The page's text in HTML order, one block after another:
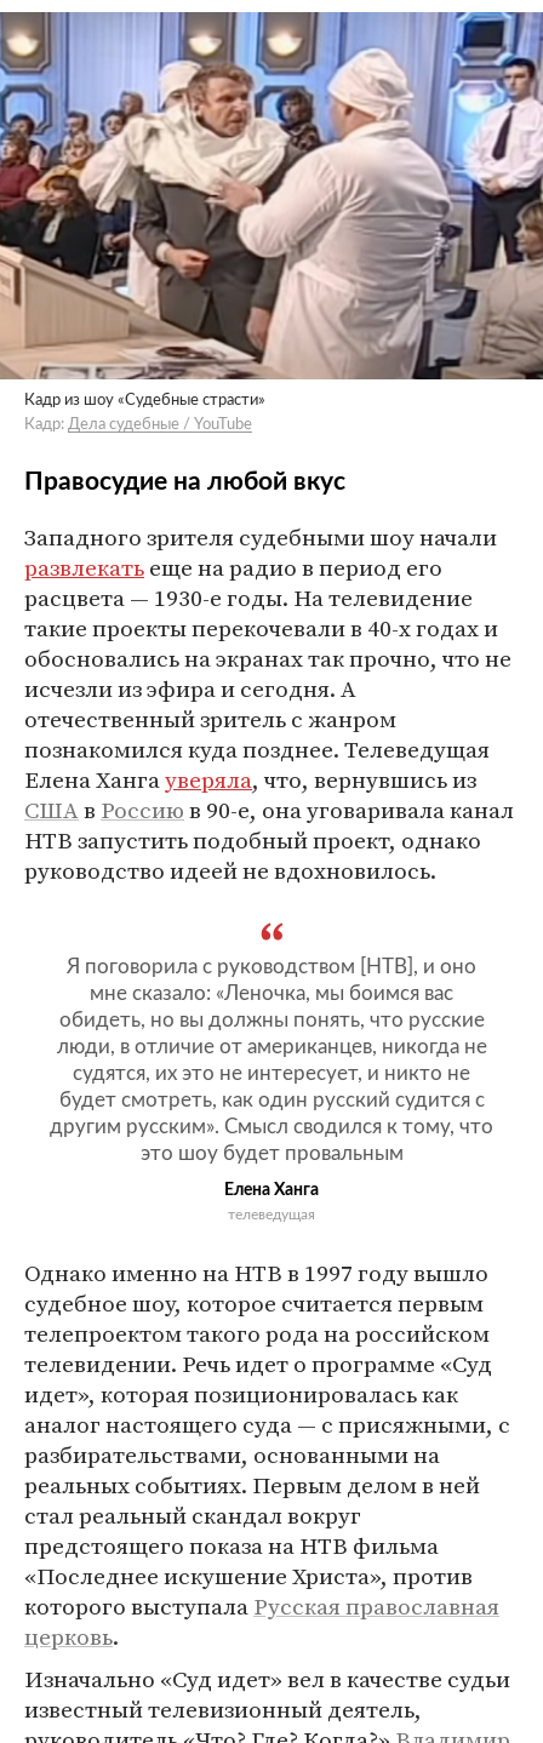
Кадр из шоу «Судебные страсти»
Кадр: Дела cудебные / YouTube
Правосудие на любой вкус
Западного зрителя судебными шоу начали
развлекатьеще на радио в период его
расцвета — 1930-е годы. На телевидение
такие проекты перекочевали в 40-х годах и
обосновались на экранах так прочно, что не
исчезли из эфира и сегодня. А
отечественный зритель с жанром
познакомился куда позднее. Телеведущая
Елена Хангауверяла, что, вернувшись из
СШАв Россиюв 90-е, она уговаривала канал
НТВ запустить подобный проект, однако
руководство идеей не вдохновилось.
Я поговорила с руководством [НТВ], и оно
мне сказало: «Леночка, мы боимся вас
обидеть, но вы должны понять, что русские
люди, в отличие от американцев, никогда не
судятся, их это не интересует, и никто не
будет смотреть, как один русский судится с
другим русским». Смысл сводился к тому, что
это шоу будет провальным
Елена Ханга
телеведущая
Однако именно на НТВ в 1997 году вышло
судебное шоу, которое считается первым
телепроектом такого рода на российском
телевидении. Речь идет о программе «Суд
идет», которая позиционировалась как
аналог настоящего суда — с присяжными, с
разбирательствами, основанными на
реальных событиях. Первым делом в ней
стал реальный скандал вокруг
предстоящего показа на НТВ фильма
«Последнее искушение Христа», против
которого выступалаРусская православная
церковь.
Изначально «Суд идет» вел в качестве судьи
известный телевизионный деятель,